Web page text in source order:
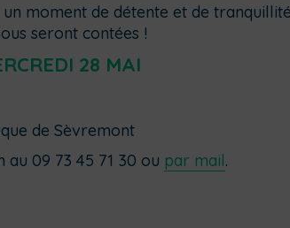
un moment de détente et de
seront contées !
28 MAI
de Sèvremont
au 09 73 45 71 30 ou par mail.